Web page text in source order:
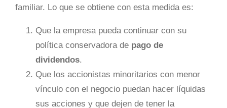
familiar. Lo que se obtiene con esta medida es:
Que la empresa pueda continuar con su
política conservadora de pago de
dividendos.
Que los accionistas minoritarios con menor
vínculo con el negocio puedan hacer líquidas
sus acciones y que dejen de tener la